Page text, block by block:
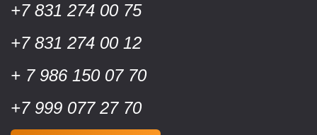
+7 831 274 00 75
+7 831 274 00 12
+ 7 986 150 07 70
+7 999 077 27 70